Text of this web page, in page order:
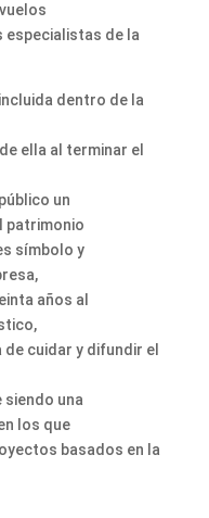
de la
dentro de la
ella al terminar el
un
patrimonio
símbolo y
años al
cuidar y difundir el
siendo una
los que
basados en la